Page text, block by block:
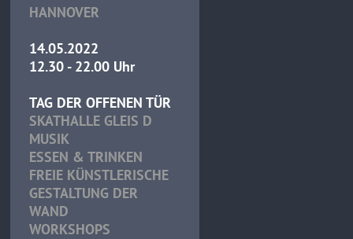
HANNOVER
14.05.2022
12.30 - 22.00 Uhr
TAG DER OFFENEN TÜR
SKATHALLE GLEIS D
MUSIK
ESSEN & TRINKEN
FREIE KÜNSTLERISCHE
GESTALTUNG DER
WAND
WORKSHOPS